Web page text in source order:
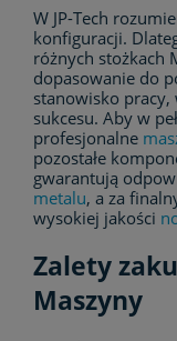
W JP-Tech
konfiguracji.
różnych stożkach
dopasowanie do
stanowisko pracy,
sukcesu. Aby w
profesjonalne
pozostałe
gwarantują
metalu, a za
wysokiej jakości
Zalety
Maszyny